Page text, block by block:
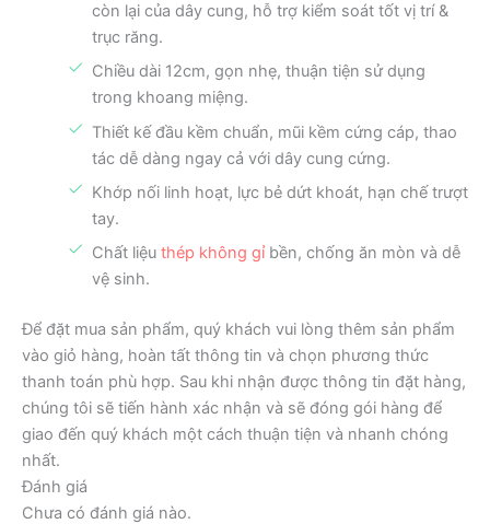
còn lại của dây cung, hỗ trợ kiểm soát tốt vị trí &
trục răng.
Chiều dài 12cm, gọn nhẹ, thuận tiện sử dụng
trong khoang miệng.
Thiết kế đầu kềm chuẩn, mũi kềm cứng cáp, thao
tác dễ dàng ngay cả với dây cung cứng.
Khớp nối linh hoạt, lực bẻ dứt khoát, hạn chế trượt
tay.
Chất liệu thép không gỉbền, chống ăn mòn và dễ
vệ sinh.
Để đặt mua sản phẩm, quý khách vui lòng thêm sản phẩm
vào giỏ hàng, hoàn tất thông tin và chọn phương thức
thanh toán phù hợp. Sau khi nhận được thông tin đặt hàng,
chúng tôi sẽ tiến hành xác nhận và sẽ đóng gói hàng để
giao đến quý khách một cách thuận tiện và nhanh chóng
nhất.
Đánh giá
Chưa có đánh giá nào.